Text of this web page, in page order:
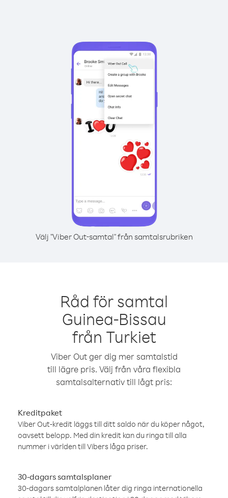
Välj "Viber Out-samtal" från samtalsrubriken
Råd för samtal
Guinea-Bissau
från Turkiet
Viber Out ger dig mer samtalstid
till lägre pris. Välj från våra flexibla
samtalsalternativ till lågt pris:
Kreditpaket
Viber Out-kredit läggs till ditt saldo när du köper något,
oavsett belopp. Med din kredit kan du ringa till alla
nummer i världen till Vibers låga priser.
30-dagars samtalsplaner
30-dagars samtalplanen låter dig ringa internationella